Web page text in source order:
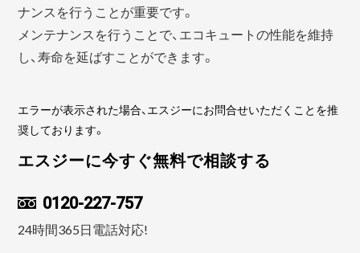
ナンスを行うことが重要です。
メンテナンスを行うことで、エコキュートの性能を維持
し、寿命を延ばすことができます。
エラーが表示された場合、エスジーにお問合せいただくことを推
奨しております。
エスジーに今すぐ無料で相談する
0120-227-757
24時間365日電話対応!